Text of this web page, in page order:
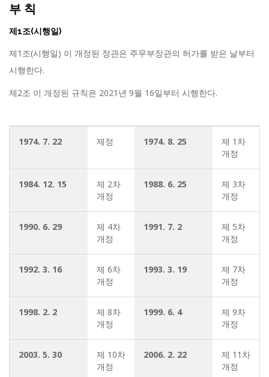
부 칙
제1조(시행일)
제1조(시행일) 이 개정된 정관은 주무부장관의 허가를 받은 날부터
시행한다.
제2조 이 개정된 규칙은 2021년 9월 16일부터 시행한다.
1974. 7. 22 제정 1974. 8. 25
제 1차
개정
1984. 12. 15
제 2차
개정
1988. 6. 25
제 3차
개정
1990. 6. 29
제 4차
개정
1991. 7. 2
제 5차
개정
1992. 3. 16
제 6차
개정
1993. 3. 19
제 7차
개정
1998. 2. 2
제 8차
개정
1999. 6. 4
제 9차
개정
2003. 5. 30
제 10차
개정
2006. 2. 22
제 11차
개정